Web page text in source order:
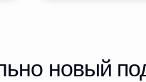
новый